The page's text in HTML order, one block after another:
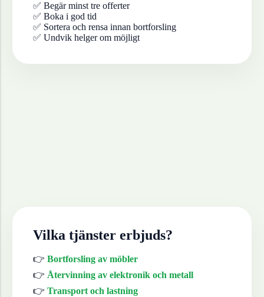
✅ Begär minst tre offerter
✅ Boka i god tid
✅ Sortera och rensa innan bortforsling
✅ Undvik helger om möjligt
Vilka tjänster erbjuds?
👉 Bortforsling av möbler
👉 Återvinning av elektronik och metall
👉 Transport och lastning